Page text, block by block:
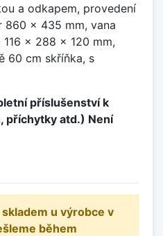
a odkapem, provedení
860 x 435 mm, vana
x 288 x 120 mm,
60 cm skříňka, s
příslušenství k
příchytky atd.) Není
u výrobce v
během